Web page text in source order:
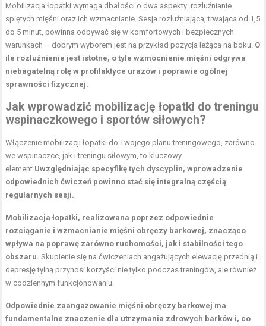
Mobilizacja łopatki wymaga dbałości o dwa aspekty: rozluźnianie
spiętych mięśni oraz ich wzmacnianie. Sesja rozluźniająca, trwająca od 1,5
do 5 minut, powinna odbywać się w komfortowych i bezpiecznych
warunkach – dobrym wyborem jest na przykład pozycja leżąca na boku. O
ile rozluźnienie jest istotne, o tyle wzmocnienie mięśni odgrywa
niebagatelną rolę w profilaktyce urazów i poprawie ogólnej
sprawności fizycznej.
Jak wprowadzić mobilizację łopatki do treningu
wspinaczkowego i sportów siłowych?
Włączenie mobilizacji łopatki do Twojego planu treningowego, zarówno
we wspinaczce, jak i treningu siłowym, to kluczowy
element. Uwzględniając specyfikę tych dyscyplin, wprowadzenie
odpowiednich ćwiczeń powinno stać się integralną częścią
regularnych sesji.
Mobilizacja łopatki, realizowana poprzez odpowiednie
rozciąganie iwzmacnianie mięśni obręczy barkowej, znacząco
wpływa na poprawę zarówno ruchomości, jak i stabilności tego
obszaru. Skupienie się na ćwiczeniach angażujących elewację przednią i
depresję tylną przynosi korzyści nie tylko podczas treningów, ale również
w codziennym funkcjonowaniu.
Odpowiednie zaangażowanie mięśni obręczy barkowej ma
fundamentalne znaczenie dla utrzymania zdrowych barków i, co